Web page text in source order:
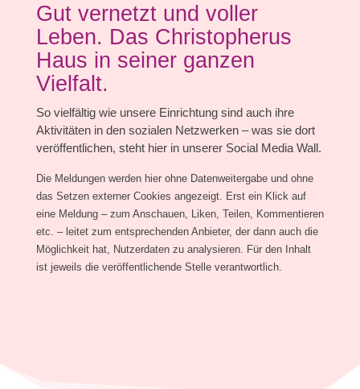
Gut vernetzt und voller
Leben. Das Christopherus
Haus in seiner ganzen
Vielfalt.
So vielfältig wie unsere Einrichtung sind auch ihre
Aktivitäten in den sozialen Netzwerken – was sie dort
veröffentlichen, steht hier in unserer Social Media Wall.
Die Meldungen werden hier ohne Datenweitergabe und ohne
das Setzen externer Cookies angezeigt. Erst ein Klick auf
eine Meldung – zum Anschauen, Liken, Teilen, Kommentieren
etc. – leitet zum entsprechenden Anbieter, der dann auch die
Möglichkeit hat, Nutzerdaten zu analysieren. Für den Inhalt
ist jeweils die veröffentlichende Stelle verantwortlich.